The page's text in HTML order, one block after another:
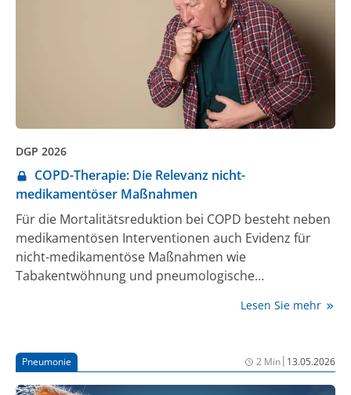
DGP 2026
COPD-Therapie: Die Relevanz nicht-
medikamentöser Maßnahmen
Für die Mortalitätsreduktion bei COPD besteht neben
medikamentösen Interventionen auch Evidenz für
nicht-medikamentöse Maßnahmen wie
Tabakentwöhnung und pneumologische
Lesen Sie mehr
Pneumonie 2 Min| 13.05.2026